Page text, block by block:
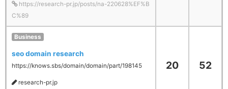
https://research-pr.jp/posts/na-220628%EF%B
C%89
Business
seo domain research
https://knows.sbs/domain/domain/part/198145
research-pr.jp
20 52